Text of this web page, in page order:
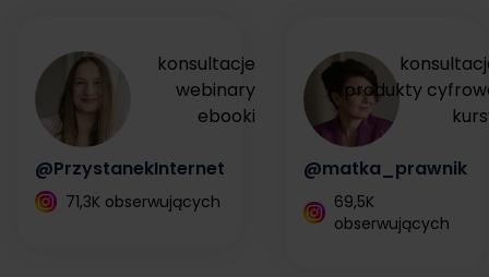
konsultacje
webinary
ebooki
@PrzystanekInternet
71,3K obserwujących
produkty
@matka_prawnik
69,5K
obserwujących